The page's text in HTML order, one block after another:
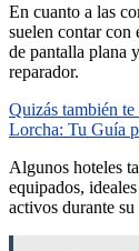
En cuanto a las
suelen contar con
de pantalla plana
reparador.
Quizás también te
Lorcha: Tu Guía
Algunos hoteles
equipados,
activos durante su